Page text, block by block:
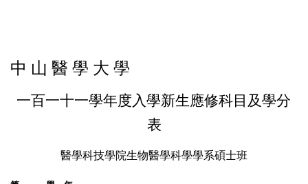
中 山 醫 學 大 學
一百一十一學年度入學新生應修科目及學分
表
醫學科技學院生物醫學科學學系碩士班